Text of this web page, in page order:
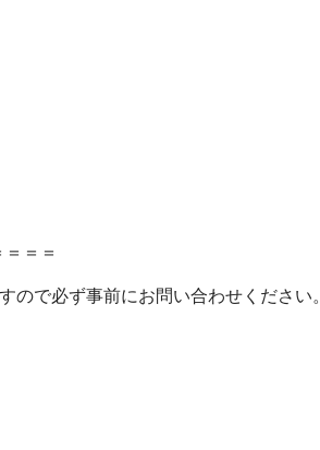
＝＝
で必ず事前にお問い合わせください。